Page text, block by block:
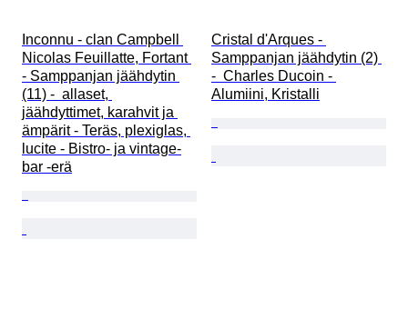
Inconnu - clan Campbell
Nicolas Feuillatte, Fortant
- Samppanjan jäähdytin
(11) -  allaset,
jäähdyttimet, karahvit ja
ämpärit - Teräs, plexiglas,
lucite - Bistro- ja vintage-
bar -erä
Cristal d'Arques -
Samppanjan jäähdytin (2)
-  Charles Ducoin -
Alumiini, Kristalli